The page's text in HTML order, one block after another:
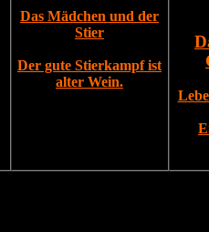
Das Mädchen und der
Stier
Der gute Stierkampf ist
alter Wein.